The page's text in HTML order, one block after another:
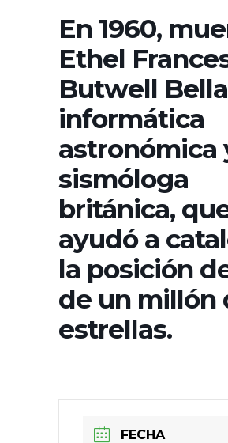
En 1960,
Ethel
Butwell
informática
astronómica
sismóloga
británica,
ayudó a
la posición
de un millón
estrellas.
FECHA